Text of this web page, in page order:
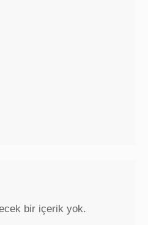
bir içerik yok.